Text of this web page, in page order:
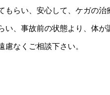
らい、安心して、ケガの治
、事故前の状態より、体が
なくご相談下さい。